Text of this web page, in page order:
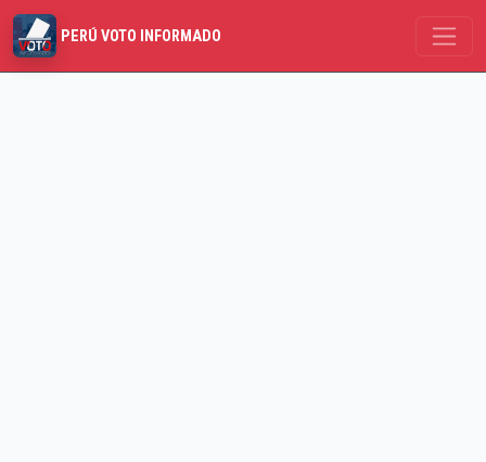
PERÚ VOTO INFORMADO